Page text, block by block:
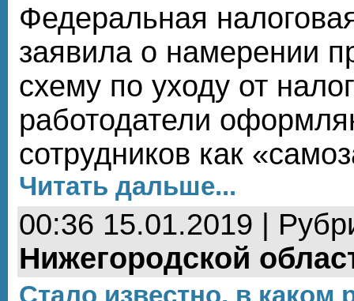
Федеральная
заявила о намерении
схему по уходу от
работодатели
сотрудников как
Читать дальше...
00:36 15.01.2019 |
Нижегородской
Стало известно, в каком